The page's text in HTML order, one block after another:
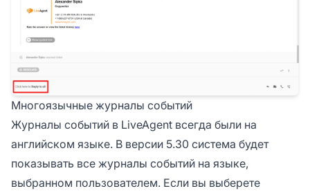
Многоязычные журналы событий
Журналы событий в LiveAgent всегда были на
английском языке. В версии 5.30 система будет
показывать все журналы событий на языке,
выбранном пользователем. Если вы выберете